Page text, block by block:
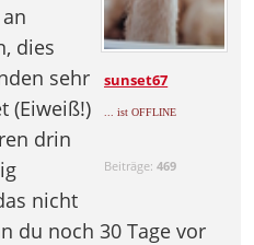
sunset67
... ist OFFLINE
Beiträge:469
dies
sehr
(Eiweiß!)
drin
nicht
du noch 30 Tage vor